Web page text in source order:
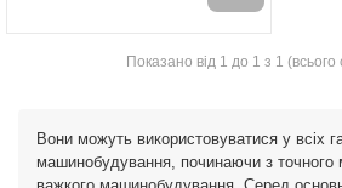
Показано від 1 до 1 з 1 (всього
Вони можуть використовуватися у всіх
машинобудування, починаючи з